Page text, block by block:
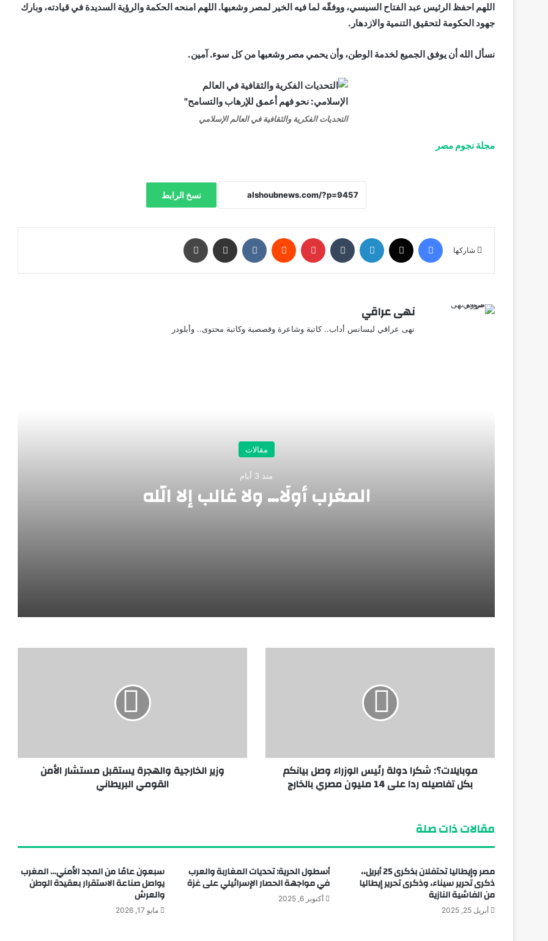
اللهم احفظ الرئيس عبد الفتاح السيسي، ووفقّه لما فيه الخير لمصر وشعبها. اللهم امنحه الحكمة والرؤية السديدة في قيادته، وبارك
جهود الحكومة لتحقيق التنمية والازدهار.
نسأل الله أن يوفق الجميع لخدمة الوطن، وأن يحمي مصر وشعبها من كل سوء. آمين.
التحديات الفكرية والثقافية في العالم الإسلامي
مجلة نجوم مصر
نسخ الرابط
شاركها
نهى عراقي
نهى عراقي ليسانس أداب.. كاتبة وشاعرة وقصصية وكاتبة محتوى.. وأبلودر
مقالات
منذ 3 أيام
المغرب أولًا… ولا غالب إلا الله
سرد بلا حدود الفرسان الثلاثة بلا خيول
منذ أسبوع واحد
أحمد طايل: سيرة الإبداع ومسارات الوعي
موبايلات؟: شكرا دولة رئيس الوزراء وصل بيانكم
بكل تفاصيله ردا على 14 مليون مصري بالخارج
وزير الخارجية والهجرة يستقبل مستشار الأمن
القومي البريطاني
مقالات ذات صلة
مصر وإيطاليا تحتفلان بذكرى 25 أبريل،،
ذكرى تحرير سيناء، وذكرى تحرير إيطاليا
من الفاشية النازية
أبريل 25, 2025
أسطول الحرية: تحديات المغاربة والعرب
في مواجهة الحصار الإسرائيلي على غزة
أكتوبر 6, 2025
سبعون عامًا من المجد الأمني… المغرب
يواصل صناعة الاستقرار بعقيدة الوطن
والعرش
مايو 17, 2026